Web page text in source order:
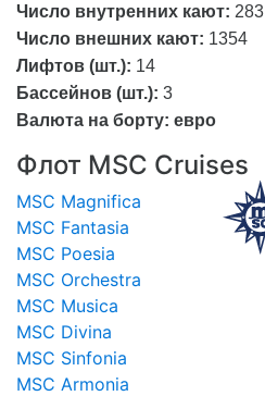
Число внутренних кают: 283
Число внешних кают: 1354
Лифтов (шт.): 14
Бассейнов (шт.): 3
Валюта на борту: евро
Флот MSC Cruises
MSC Magnifica
MSC Fantasia
MSC Poesia
MSC Orchestra
MSC Musica
MSC Divina
MSC Sinfonia
MSC Armonia